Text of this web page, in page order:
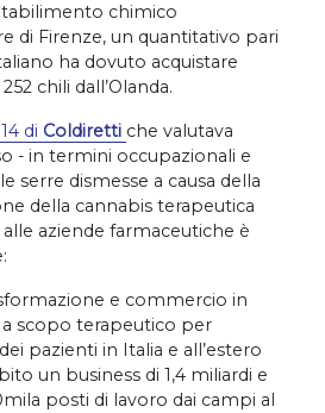
chimico
di Firenze, un quantitativo pari
ha dovuto acquistare
chili dall’Olanda.
di Coldiretti che valutava
- in termini occupazionali e
serre dismesse a causa della
della cannabis terapeutica
aziende farmaceutiche è
e commercio in
a scopo terapeutico per
pazienti in Italia e all’estero
un business di 1,4 miliardi e
posti di lavoro dai campi al